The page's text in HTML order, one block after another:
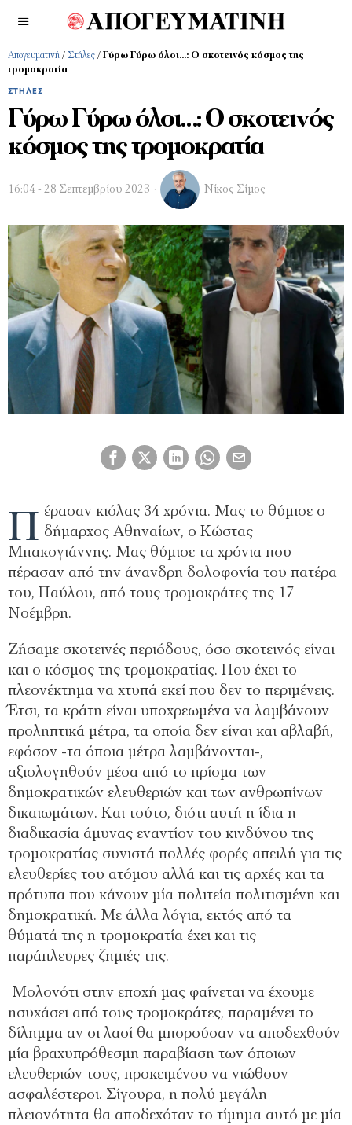
Απογευματινή / Στήλες / Γύρω Γύρω όλοι…: Ο σκοτεινός κόσμος της
τρομοκρατία
ΣΤΉΛΕΣ
Γύρω Γύρω όλοι…: Ο σκοτεινός
κόσμος της τρομοκρατία
16:04 - 28 Σεπτεμβρίου 2023 Νίκος Σίμος
Π έρασαν κιόλας 34 χρόνια. Μας το θύμισε ο
δήμαρχος Αθηναίων, ο Κώστας
Μπακογιάννης. Μας θύμισε τα χρόνια που
πέρασαν από την άνανδρη δολοφονία του πατέρα
του, Παύλου, από τους τρομοκράτες της 17
Νοέμβρη.
Ζήσαμε σκοτεινές περιόδους, όσο σκοτεινός είναι
και ο κόσμος της τρομοκρατίας. Που έχει το
πλεονέκτημα να χτυπά εκεί που δεν το περιμένεις.
Έτσι, τα κράτη είναι υποχρεωμένα να λαμβάνουν
προληπτικά μέτρα, τα οποία δεν είναι και αβλαβή,
εφόσον -τα όποια μέτρα λαμβάνονται-,
αξιολογηθούν μέσα από το πρίσμα των
δημοκρατικών ελευθεριών και των ανθρωπίνων
δικαιωμάτων. Και τούτο, διότι αυτή η ίδια η
διαδικασία άμυνας εναντίον του κινδύνου της
τρομοκρατίας συνιστά πολλές φορές απειλή για τις
ελευθερίες του ατόμου αλλά και τις αρχές και τα
πρότυπα που κάνουν μία πολιτεία πολιτισμένη και
δημοκρατική. Με άλλα λόγια, εκτός από τα
θύματά της η τρομοκρατία έχει και τις
παράπλευρες ζημιές της.
Μολονότι στην εποχή μας φαίνεται να έχουμε
ησυχάσει από τους τρομοκράτες, παραμένει το
δίλημμα αν οι λαοί θα μπορούσαν να αποδεχθούν
μία βραχυπρόθεσμη παραβίαση των όποιων
ελευθεριών τους, προκειμένου να νιώθουν
ασφαλέστεροι. Σίγουρα, η πολύ μεγάλη
πλειονότητα θα αποδεχόταν το τίμημα αυτό με μία